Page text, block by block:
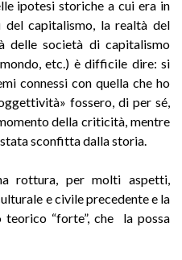
ipotesi storiche a cui era in
capitalismo, la realtà del
delle società di capitalismo
etc.) è difficile dire: si
connessi con quella che ho
fossero, di per sé,
della criticità, mentre
sconfitta dalla storia.
rottura, per molti aspetti,
e civile precedente e la
teorico “forte”, che la possa